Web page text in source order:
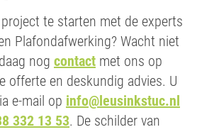
te starten met de experts
Plafondafwerking? Wacht niet
nog contact met ons op
offerte en deskundig advies. U
e-mail op info@leusinkstuc.nl
332 13 53. De schilder van